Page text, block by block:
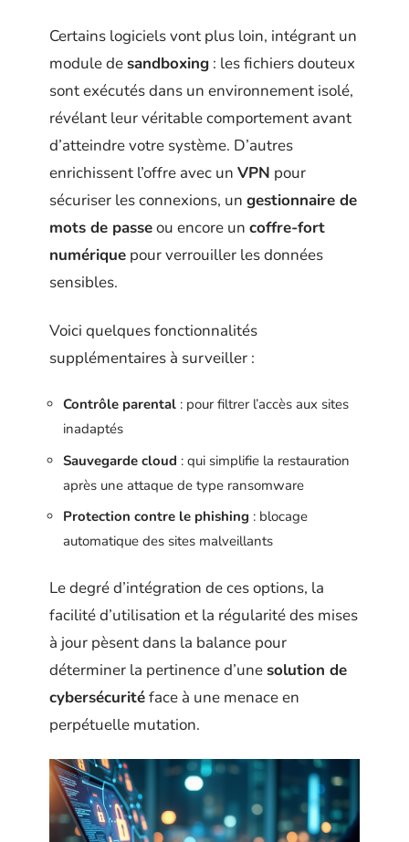
Certains logiciels vont plus loin, intégrant un
module desandboxing : les fichiers douteux
sont exécutés dans un environnement isolé,
révélant leur véritable comportement avant
d’atteindre votre système. D’autres
enrichissent l’offre avec un VPN pour
sécuriser les connexions, un gestionnaire de
mots de passeou encore un coffre-fort
numérique pour verrouiller les données
sensibles.
Voici quelques fonctionnalités
supplémentaires à surveiller :
Contrôle parental : pour filtrer l’accès aux sites
inadaptés
Sauvegarde cloud : qui simplifie la restauration
après une attaque de type ransomware
Protection contre le phishing : blocage
automatique des sites malveillants
Le degré d’intégration de ces options, la
facilité d’utilisation et la régularité des mises
à jour pèsent dans la balance pour
déterminer la pertinence d’unesolution de
cybersécuritéface à une menace en
perpétuelle mutation.